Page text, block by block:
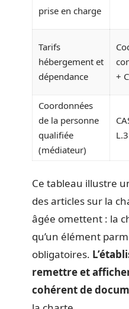
prise en charge
Tarifs
hébergement et
dépendance
+
Coordonnées
de la personne
qualifiée
(médiateur)
Ce tableau illustre
des articles sur la
âgée omettent : la
qu’un élément
obligatoires.
remettre et
cohérent de